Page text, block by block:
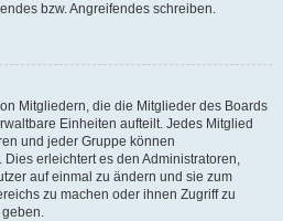
bzw. Angreifendes schreiben.
Mitgliedern, die die Mitglieder des Boards
Einheiten aufteilt. Jedes Mitglied
und jeder Gruppe können
erleichtert es den Administratoren,
auf einmal zu ändern und sie zum
zu machen oder ihnen Zugriff zu